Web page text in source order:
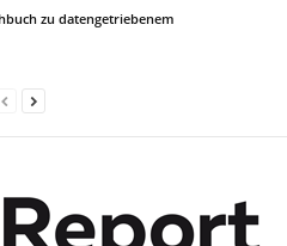
zu datengetriebenem